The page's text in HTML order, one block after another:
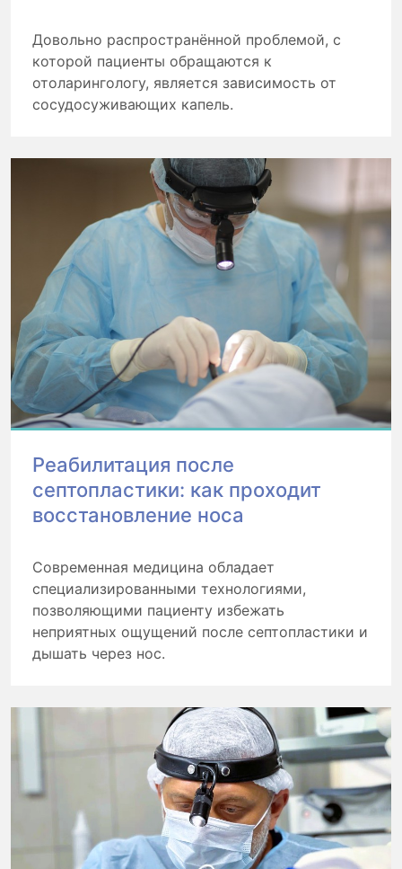
Довольно распространённой проблемой, с
которой пациенты обращаются к
отоларингологу, является зависимость от
сосудосуживающих капель.
Реабилитация после
септопластики: как проходит
восстановление носа
Современная медицина обладает
специализированными технологиями,
позволяющими пациенту избежать
неприятных ощущений после септопластики и
дышать через нос.